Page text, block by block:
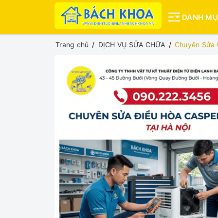
DANH
Trang chủ DỊCH VỤ SỬA CHỮA Chuyên